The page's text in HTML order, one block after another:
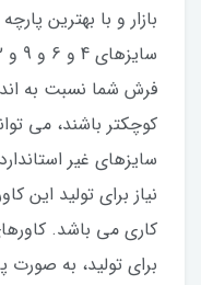
بازار و با بهترین
فرش شما نسبت به
سایزهای غیر
کاری می باشد.
برای تولید، به